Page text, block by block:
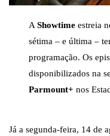
AShowtime estreia
sétima – e última –
programação. Os
disponibilizados na
Parmount+ nos
Já a segunda-feira, 14 de